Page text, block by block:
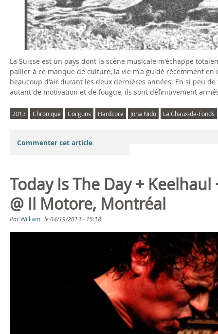
La Suisse est un pays dont la scène musicale m'échappe
pallier à ce manque de culture, la vie m'a guidé récemment
beaucoup d'air durant les deux dernières années. En si peu
autant de motivation et de fougue, ils sont définitivement
2013 Chronique Coilguns Hardcore Jona Nido La Chaux-de-Fonds
Commenter cet article
Today Is The Day +
@ Il Motore, Montréal
ParWilliam le04/19/2013 - 15:18